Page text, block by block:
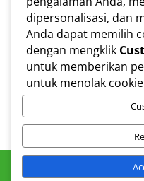
Simpan nama,
pada peramban
berikutnya.
Kirim Komentar
dipersonalisasi, dan
Anda dapat memilih
dengan mengklik
untuk memberikan
untuk menolak